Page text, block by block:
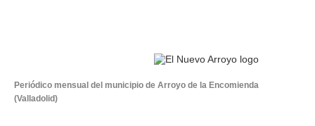
Periódico mensual del municipio de Arroyo de la Encomienda
(Valladolid)